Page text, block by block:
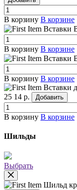
В корзину В корзине
Вставки
В корзину В корзине
Вставки
В корзину В корзине
Вставки
25 14 р. Добавить
В корзину В корзине
Шильды
Выбрать
Шильд